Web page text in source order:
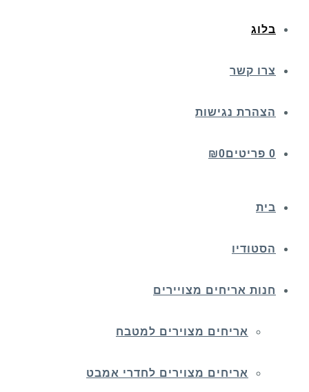
בלוג
צרו קשר
הצהרת נגישות
0 פריטים ₪0
בית
הסטודיו
חנות אריחים מצויירים
אריחים מצוירים למטבח
אריחים מצוירים לחדרי אמבט